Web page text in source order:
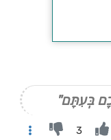
בְּעִתָּם"
3